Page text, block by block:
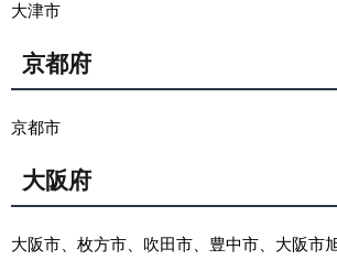
大津市
京都府
京都市
大阪府
大阪市、枚方市、吹田市、豊中市、大阪市